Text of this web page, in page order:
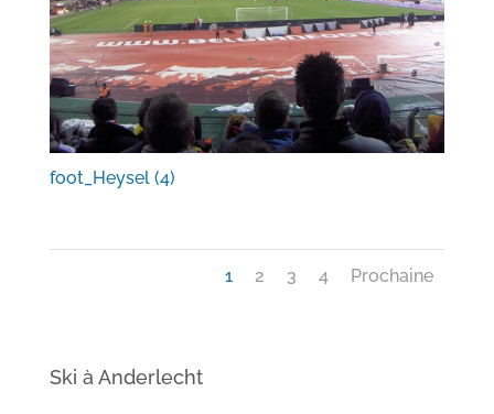
foot_Heysel (4)
1 2 3 4 Prochaine
Ski à Anderlecht